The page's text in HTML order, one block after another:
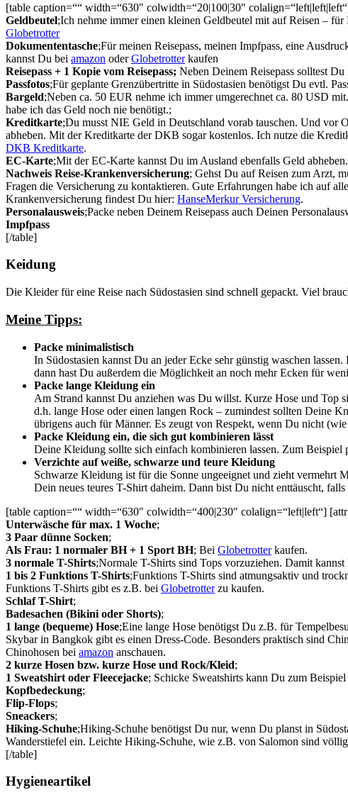
[table caption=““ width=“630″ colwidth=“20|100|30″
Geldbeutel;Ich nehme immer einen kleinen Geldbeutel mit auf Reisen –
Globetrotter
Dokumententasche;Für meinen Reisepass, meinen Impfpass, eine
kannst Du bei amazon oderGlobetrotterkaufen
Reisepass + 1 Kopie vom Reisepass; Neben Deinem Reisepass solltest
Passfotos;Für geplante Grenzübertritte in Südostasien benötigst Du evtl.
Bargeld;Neben ca. 50 EUR nehme ich immer umgerechnet ca. 80 USD
habe ich das Geld noch nie benötigt.;
Kreditkarte;Du musst NIE Geld in Deutschland vorab tauschen. Und vor
abheben. Mit der Kreditkarte der DKB sogar kostenlos. Ich nutze die
DKB Kreditkarte.
EC-Karte;Mit der EC-Karte kannst Du im Ausland ebenfalls Geld
Nachweis Reise-Krankenversicherung; Gehst Du auf Reisen zum Arzt,
Fragen die Versicherung zu kontaktieren. Gute Erfahrungen habe ich auf
Krankenversicherung findest Du hier: HanseMerkur Versicherung.
Personalausweis;Packe neben Deinem Reisepass auch Deinen
Impfpass
[/table]
Keidung
Die Kleider für eine Reise nach Südostasien sind schnell gepackt. Viel
Meine Tipps:
Packe minimalistisch
In Südostasien kannst Du an jeder Ecke sehr günstig waschen
dann hast Du außerdem die Möglichkeit an noch mehr Ecken für
Packe lange Kleidung ein
Am Strand kannst Du anziehen was Du willst. Kurze Hose und Top
d.h. lange Hose oder einen langen Rock – zumindest sollten Deine
übrigens auch für Männer. Es zeugt von Respekt, wenn Du nicht
Packe Kleidung ein, die sich gut kombinieren lässt
Deine Kleidung sollte sich einfach kombinieren lassen. Zum Beispiel
Verzichte auf weiße, schwarze und teure Kleidung
Schwarze Kleidung ist für die Sonne ungeeignet und zieht vermehrt
Dein neues teures T-Shirt daheim. Dann bist Du nicht enttäuscht,
[table caption=““ width=“630″ colwidth=“400|230″ colalign=“left|left“]
Unterwäsche für max. 1 Woche;
3 Paar dünne Socken;
Als Frau: 1 normaler BH + 1 Sport BH; Bei Globetrotterkaufen.
3 normale T-Shirts;Normale T-Shirts sind Tops vorzuziehen. Damit
1 bis 2 Funktions T-Shirts;Funktions T-Shirts sind atmungsaktiv und
Funktions T-Shirts gibt es z.B. bei Globetrotterzu kaufen.
Schlaf T-Shirt;
Badesachen (Bikini oder Shorts);
1 lange (bequeme) Hose;Eine lange Hose benötigst Du z.B. für
Skybar in Bangkok gibt es einen Dress-Code. Besonders praktisch sind
Chinohosen bei amazon anschauen.
2 kurze Hosen bzw. kurze Hose und Rock/Kleid;
1 Sweatshirt oder Fleecejacke; Schicke Sweatshirts kann Du zum Beispiel
Kopfbedeckung;
Flip-Flops;
Sneackers;
Hiking-Schuhe;Hiking-Schuhe benötigst Du nur, wenn Du planst in
Wanderstiefel ein. Leichte Hiking-Schuhe, wie z.B. von Salomon sind
[/table]
Hygieneartikel